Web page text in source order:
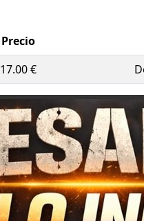
almuerzo final con paella
Una jornada única para
emblemático de
Precio
17.00 €